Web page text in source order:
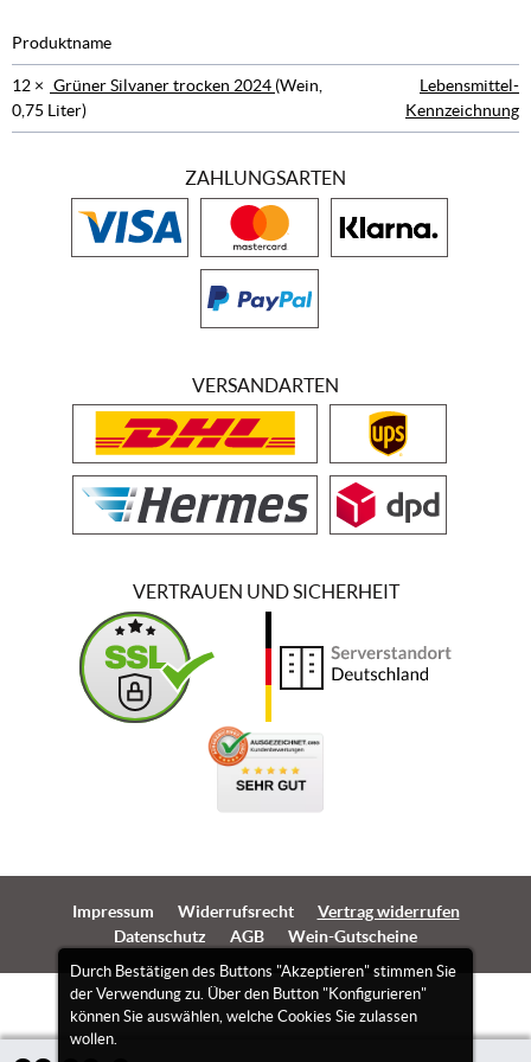
Produktname
12 × Grüner Silvaner trocken 2024 (Wein,
0,75 Liter)
Lebensmittel-
Kennzeichnung
Durch Bestätigen des Buttons "Akzeptieren" stimmen Sie
der Verwendung zu. Über den Button "Konfigurieren"
können Sie auswählen, welche Cookies Sie zulassen
wollen.
ZAHLUNGSARTEN
VERSANDARTEN
VERTRAUEN UND SICHERHEIT
Impressum Widerrufsrecht
Vertrag widerrufen
Datenschutz
AGB Wein-Gutscheine